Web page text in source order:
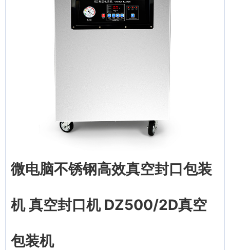
微电脑不锈钢高效真空封口包装
机 真空封口机 DZ500/2D真空
包装机